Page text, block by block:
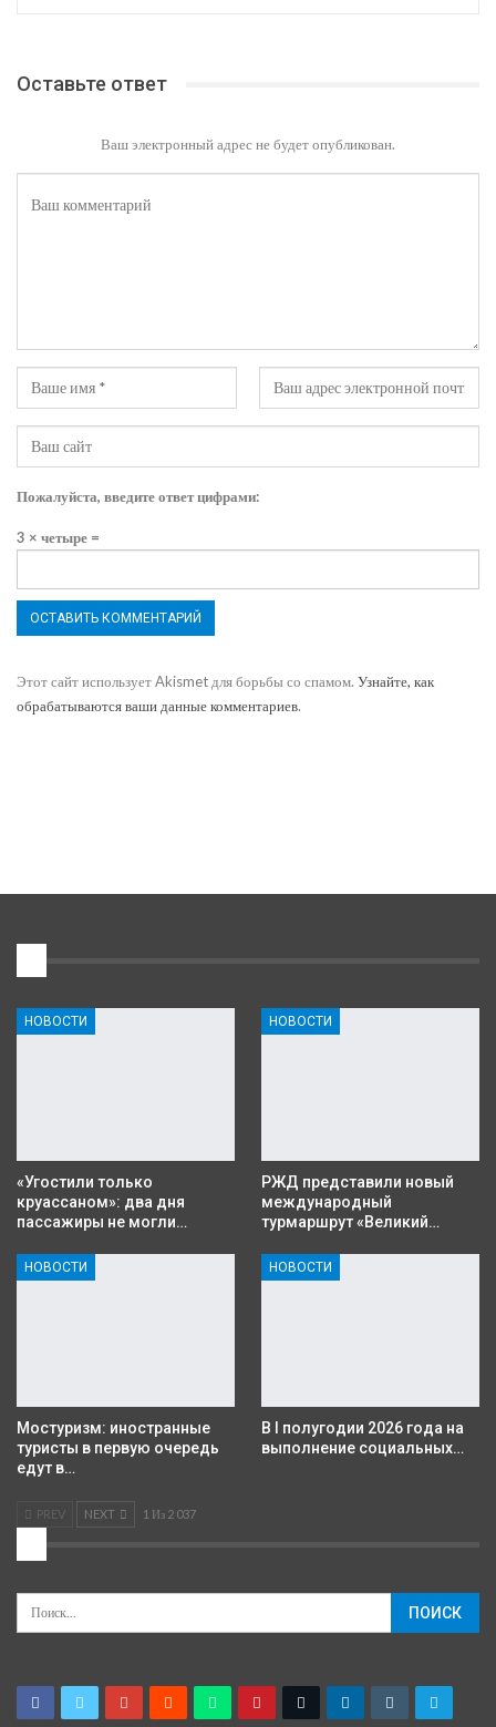
Оставьте ответ
Ваш электронный адрес не будет опубликован.
Пожалуйста, введите ответ цифрами:
3 × четыре =
Этот сайт использует Akismet для борьбы со спамом. Узнайте, как
обрабатываются ваши данные комментариев.
НОВОСТИ
«Угостили только
круассаном»: два дня
пассажиры не могли…
НОВОСТИ
РЖД представили новый
международный
турмаршрут «Великий…
НОВОСТИ
Мостуризм: иностранные
туристы в первую очередь
едут в…
НОВОСТИ
В I полугодии 2026 года на
выполнение социальных…
PREV NEXT 1 Из 2 037